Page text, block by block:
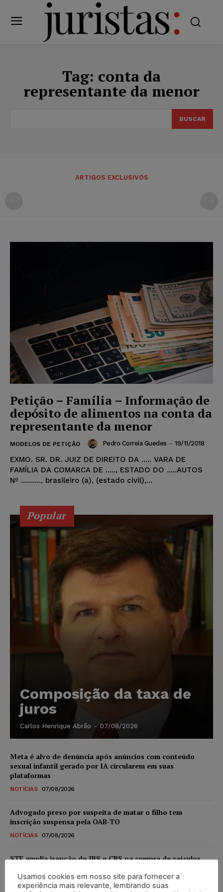
Tag: conta da
representante da menor
BUSCAR
ARTIGOS EXCLUSIVOS
Petição – Família – Informação de
depósito de alimentos na conta da
representante da menor
MODELOS DE PETIÇÃO Pedro Correia Guedes - 19/11/2018
EXMO. SR. DR. JUIZ DE DIREITO DA ..... VARA DE
FAMÍLIA DA COMARCA DE ....., ESTADO DO .....AUTOS
Nº .........., brasileiro (a), (estado civil),...
Popular
Composição da taxa de
juros
Carlos Henrique Abrão - 07/08/2026
Meta é alvo de denúncia após anúncios com conteúdo
sexual infantil gerado por IA circularem em suas
plataformas
NOTÍCIAS 07/08/2026
Advogado preso por suspeita de matar o filho tem
inscrição suspensa pela OAB-TO
NOTÍCIAS 07/08/2026
STF amplia isenção de IBS e CBS na compra de veículos
níveis
Usamos cookies em nosso site para fornecer a
experiência mais relevante, lembrando suas